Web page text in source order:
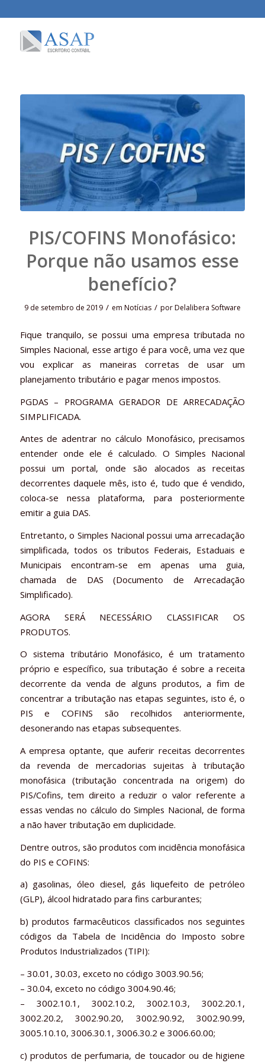
PIS/COFINS Monofásico:
Porque não usamos esse
benefício?
9 de setembro de 2019 / em Notícias / porDelalibera Software
Fique tranquilo, se possui uma empresa tributada no
Simples Nacional, esse artigo é para você, uma vez que
vou explicar as maneiras corretas de usar um
planejamento tributário e pagar menos impostos.
PGDAS – PROGRAMA GERADOR DE ARRECADAÇÃO
SIMPLIFICADA.
Antes de adentrar no cálculo Monofásico, precisamos
entender onde ele é calculado. O Simples Nacional
possui um portal, onde são alocados as receitas
decorrentes daquele mês, isto é, tudo que é vendido,
coloca-se nessa plataforma, para posteriormente
emitir a guia DAS.
Entretanto, o Simples Nacional possui uma arrecadação
simplificada, todos os tributos Federais, Estaduais e
Municipais encontram-se em apenas uma guia,
chamada de DAS (Documento de Arrecadação
Simplificado).
AGORA SERÁ NECESSÁRIO CLASSIFICAR OS
PRODUTOS.
O sistema tributário Monofásico, é um tratamento
próprio e específico, sua tributação é sobre a receita
decorrente da venda de alguns produtos, a fim de
concentrar a tributação nas etapas seguintes, isto é, o
PIS e COFINS são recolhidos anteriormente,
desonerando nas etapas subsequentes.
A empresa optante, que auferir receitas decorrentes
da revenda de mercadorias sujeitas à tributação
monofásica (tributação concentrada na origem) do
PIS/Cofins, tem direito a reduzir o valor referente a
essas vendas no cálculo do Simples Nacional, de forma
a não haver tributação em duplicidade.
Dentre outros, são produtos com incidência monofásica
do PIS e COFINS:
a) gasolinas, óleo diesel, gás liquefeito de petróleo
(GLP), álcool hidratado para fins carburantes;
b) produtos farmacêuticos classificados nos seguintes
códigos da Tabela de Incidência do Imposto sobre
Produtos Industrializados (TIPI):
– 30.01, 30.03, exceto no código 3003.90.56;
– 30.04, exceto no código 3004.90.46;
– 3002.10.1, 3002.10.2, 3002.10.3, 3002.20.1,
3002.20.2, 3002.90.20, 3002.90.92, 3002.90.99,
3005.10.10, 3006.30.1, 3006.30.2 e 3006.60.00;
c) produtos de perfumaria, de toucador ou de higiene